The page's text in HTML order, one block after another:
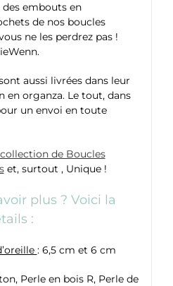
embouts en
de nos boucles
ne les perdrez pas !
aussi livrées dans leur
organza. Le tout, dans
un envoi en toute
collection de Boucles
et, surtout , Unique !
plus ? Voici la
:
: 6,5 cm et 6 cm
Perle en bois R, Perle de